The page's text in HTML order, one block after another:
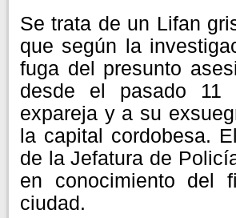
Se trata de un Lifan
que según la
fuga del presunto
desde el pasado
expareja y a su
la capital cordobesa.
de la Jefatura de
en conocimiento del
ciudad.